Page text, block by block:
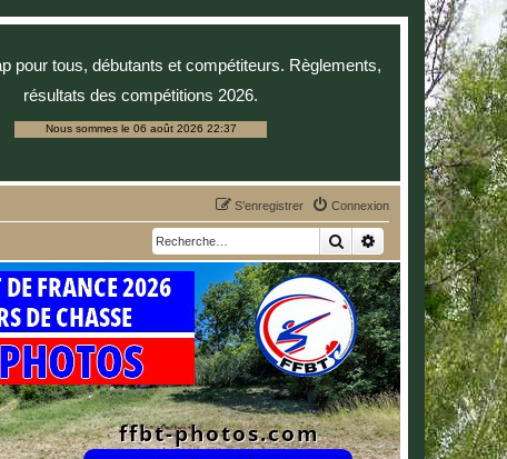
pour tous, débutants et compétiteurs. Règlements,
résultats des compétitions 2026.
Nous sommes le 06 août 2026 22:37
Connexion
S’enregistrer
RechercherRecherche avancée